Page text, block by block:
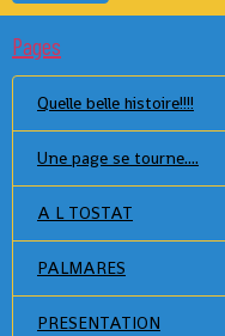
Pages
Quelle belle histoire!!!!
Une page se tourne....
A L TOSTAT
PALMARES
PRESENTATION